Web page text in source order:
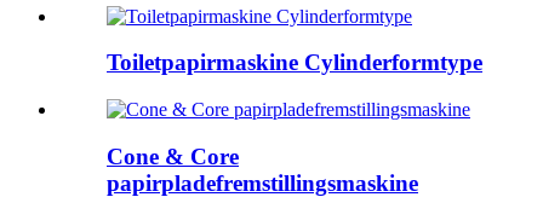
Toiletpapirmaskine Cylinderformtype
Cone & Core
papirpladefremstillingsmaskine